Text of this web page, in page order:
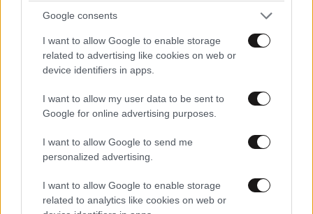
Google consents
I want to allow Google to enable storage
related to advertising like cookies on web or
device identifiers in apps.
I want to allow my user data to be sent to
Google for online advertising purposes.
I want to allow Google to send me
personalized advertising.
I want to allow Google to enable storage
related to analytics like cookies on web or
Η Κέιτι Πέρι στη Μύκονο – Δείτε το βίντεο της